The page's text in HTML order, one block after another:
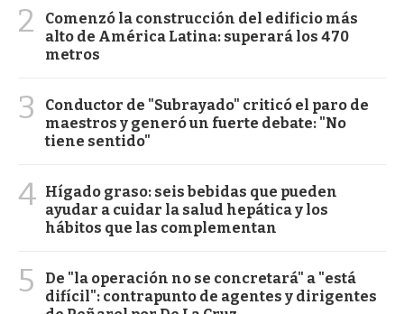
2
Comenzó la construcción del edificio más
alto de América Latina: superará los 470
metros
3
Conductor de "Subrayado" criticó el paro de
maestros y generó un fuerte debate: "No
tiene sentido"
4 Hígado graso: seis bebidas que pueden
ayudar a cuidar la salud hepática y los
hábitos que las complementan
5
De "la operación no se concretará" a "está
difícil": contrapunto de agentes y dirigentes